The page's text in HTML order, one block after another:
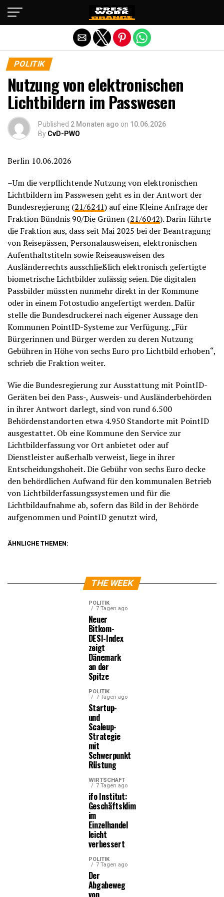
POLITIK
Nutzung von elektronischen
Lichtbildern im Passwesen
Published 2 Monaten ago on 10.06.2026
By CvD-PWO
Berlin 10.06.2026
–Um die verpflichtende Nutzung von elektronischen
Lichtbildern im Passwesen geht es in der Antwort der
Bundesregierung (21/6241) auf eine Kleine Anfrage der
Fraktion Bündnis 90/Die Grünen (21/6042). Darin führte
die Fraktion aus, dass seit Mai 2025 bei der Beantragung
von Reisepässen, Personalausweisen, elektronischen
Aufenthaltstiteln sowie Reiseausweisen des
Ausländerrechts ausschließlich elektronisch gefertigte
biometrische Lichtbilder zulässig seien. Die digitalen
Passbilder müssten nunmehr direkt in der Kommune
oder in einem Fotostudio angefertigt werden. Dafür
stelle die Bundesdruckerei nach eigener Aussage den
Kommunen PointID-Systeme zur Verfügung. „Für
Bürgerinnen und Bürger werden zu deren Nutzung
Gebühren in Höhe von sechs Euro pro Lichtbild erhoben“,
schrieb die Fraktion weiter.
Wie die Bundesregierung zur Ausstattung mit PointID-
Geräten bei den Pass-, Ausweis- und Ausländerbehörden
in ihrer Antwort darlegt, sind von rund 6.500
Behördenstandorten etwa 4.950 Standorte mit PointID
ausgestattet. Ob eine Kommune den Service zur
Lichtbilderfassung vor Ort anbietet oder auf
Dienstleister außerhalb verweist, liege in ihrer
Entscheidungshoheit. Die Gebühr von sechs Euro decke
den behördlichen Aufwand für den kommunalen Betrieb
von Lichtbilderfassungssystemen und für die
Lichtbildaufnahme ab, sofern das Bild in der Behörde
aufgenommen und PointID genutzt wird,
ÄHNLICHE THEMEN:
THE WEEK
POLITIK
7 Tagen ago
Neuer
Bitkom-
DESI-Index
zeigt
Dänemark
an der
Spitze
POLITIK
7 Tagen ago
Startup-
und
Scaleup-
Strategie
mit
Schwerpunkt
Rüstung
WIRTSCHAFT
7 Tagen ago
ifo Institut:
Geschäftsklima
im
Einzelhandel
leicht
verbessert
POLITIK
7 Tagen ago
Der
Abgabeweg
von
Die mobile Version verlassen